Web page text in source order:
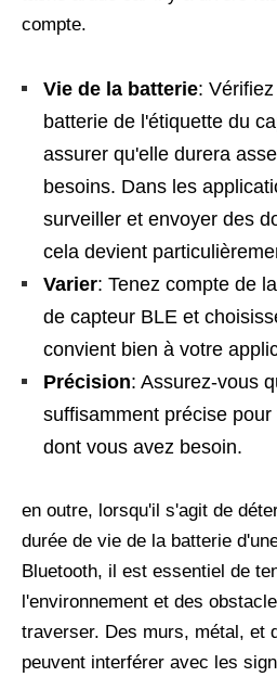
compte.
Vie de la batterie:
batterie de l'étiquette du
assurer qu'elle durera
besoins. Dans les
surveiller et envoyer des
cela devient
Varier: Tenez compte de
de capteur BLE et
convient bien à votre
Précision: Assurez-vous
suffisamment précise
dont vous avez besoin.
en outre, lorsqu'il s'agit de
durée de vie de la batterie
Bluetooth, il est essentiel de
l'environnement et des
traverser. Des murs, métal, et
peuvent interférer avec les